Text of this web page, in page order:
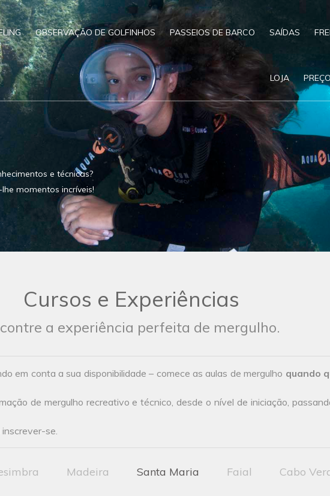
OBSERVAÇÃO DE GOLFINHOS PASSEIOS DE BARCO SAÍDAS
LOJA
e técnicas?
momentos incríveis!
Cursos e Experiências
a experiência perfeita de mergulho.
em conta a sua disponibilidade – comece as aulas de mergulho quando
de mergulho recreativo e técnico, desde o nível de iniciação,
se.
Madeira Santa Maria Faial Cabo